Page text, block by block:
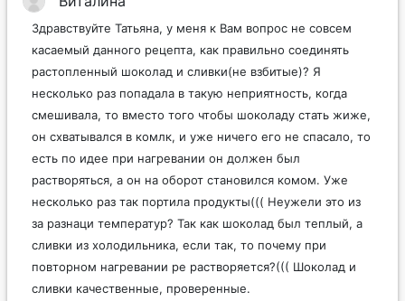
Здравствуйте Татьяна, у меня к Вам вопрос не совсем
касаемый данного рецепта, как правильно соединять
растопленный шоколад и сливки(не взбитые)? Я
несколько раз попадала в такую неприятность, когда
смешивала, то вместо того чтобы шоколаду стать жиже,
он схватывался в комлк, и уже ничего его не спасало, то
есть по идее при нагревании он должен был
растворяться, а он на оборот становился комом. Уже
несколько раз так портила продукты((( Неужели это из
за разнаци температур? Так как шоколад был теплый, а
сливки из холодильника, если так, то почему при
повторном нагревании ре растворяется?((( Шоколад и
сливки качественные, проверенные.